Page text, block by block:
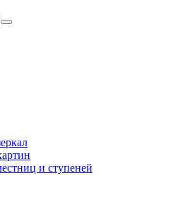
и ступеней